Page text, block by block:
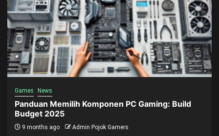
Games News
Panduan Memilih Komponen PC Gaming: Build
Budget 2025
9 months ago Admin Pojok Gamers